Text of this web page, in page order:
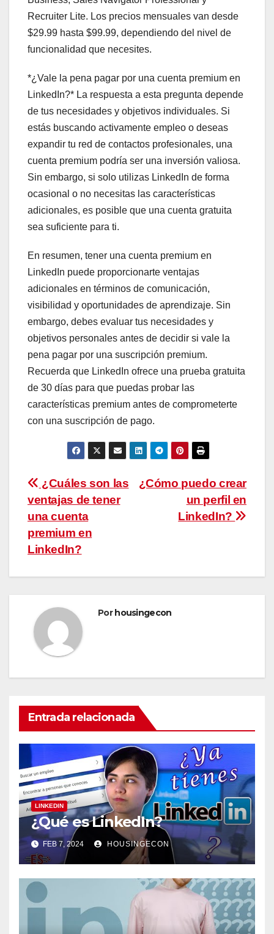
Recruiter Lite. Los precios mensuales van desde
$29.99 hasta $99.99, dependiendo del nivel de
funcionalidad que necesites.
*¿Vale la pena pagar por una cuenta premium en
LinkedIn?* La respuesta a esta pregunta depende
de tus necesidades y objetivos individuales. Si
estás buscando activamente empleo o deseas
expandir tu red de contactos profesionales, una
cuenta premium podría ser una inversión valiosa.
Sin embargo, si solo utilizas LinkedIn de forma
ocasional o no necesitas las características
adicionales, es posible que una cuenta gratuita
sea suficiente para ti.
En resumen, tener una cuenta premium en
LinkedIn puede proporcionarte ventajas
adicionales en términos de comunicación,
visibilidad y oportunidades de aprendizaje. Sin
embargo, debes evaluar tus necesidades y
objetivos personales antes de decidir si vale la
pena pagar por una suscripción premium.
Recuerda que LinkedIn ofrece una prueba gratuita
de 30 días para que puedas probar las
características premium antes de comprometerte
con una suscripción de pago.
Navegación
de
entradas
¿Cómo puedo crear
un perfil en
LinkedIn?
¿Cuáles son las
ventajas de tener
una cuenta
premium en
LinkedIn?
Porhousingecon
Entrada relacionada
LINKEDIN
¿Qué es LinkedIn?
FEB 7, 2024 HOUSINGECON